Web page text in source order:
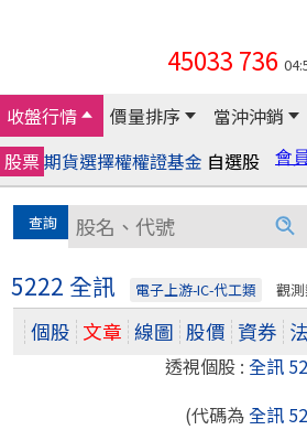
45033 736
收盤行情 價量排序 當沖沖銷
股票期貨選擇權權證基金 自選股
5222 全訊 電子上游-IC-代工類 觀測
個股 文章 線圖 股價 資券
透視個股 : 全訊
(代碼為全訊